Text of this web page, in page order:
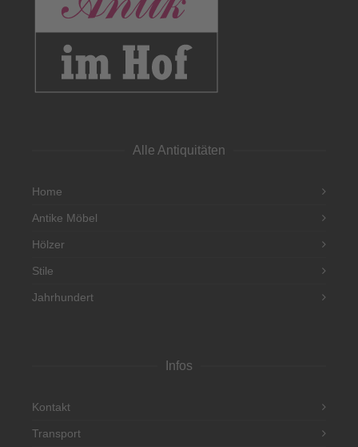
Alle Antiquitäten
Home
Antike Möbel
Hölzer
Stile
Jahrhundert
Infos
Kontakt
Transport